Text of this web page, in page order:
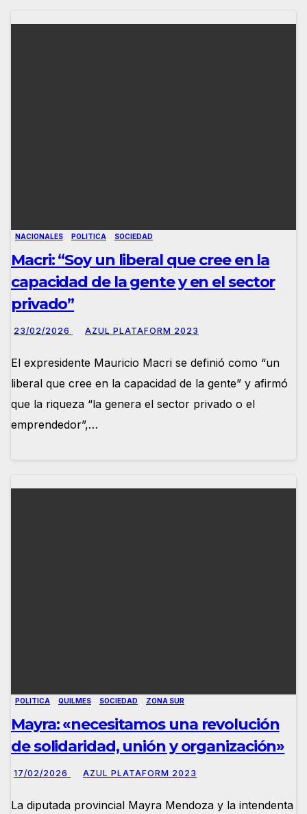
NACIONALES POLITICA SOCIEDAD
Macri: “Soy un liberal que cree en la
capacidad de la gente y en el sector
privado”
23/02/2026 AZUL PLATAFORM 2023
El expresidente Mauricio Macri se definió como “un
liberal que cree en la capacidad de la gente” y afirmó
que la riqueza “la genera el sector privado o el
emprendedor”,…
POLITICA QUILMES SOCIEDAD ZONA SUR
Mayra: «necesitamos una revolución
de solidaridad, unión y organización»
17/02/2026 AZUL PLATAFORM 2023
La diputada provincial Mayra Mendoza y la intendenta